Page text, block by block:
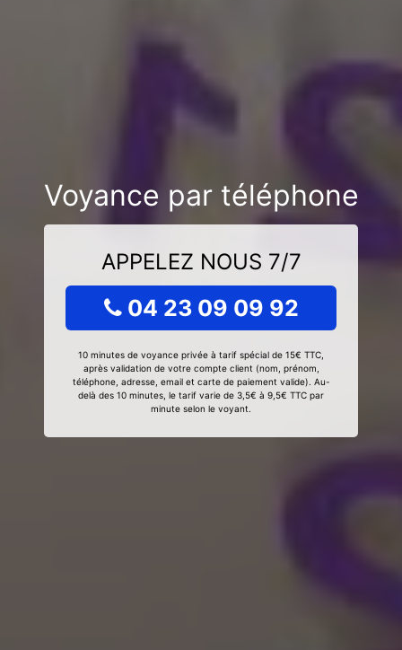
Voyance par téléphone
APPELEZ NOUS 7/7
04 23 09 09 92
10 minutes de voyance privée à tarif spécial de 15€ TTC,
après validation de votre compte client (nom, prénom,
téléphone, adresse, email et carte de paiement valide). Au-
delà des 10 minutes, le tarif varie de 3,5€ à 9,5€ TTC par
minute selon le voyant.